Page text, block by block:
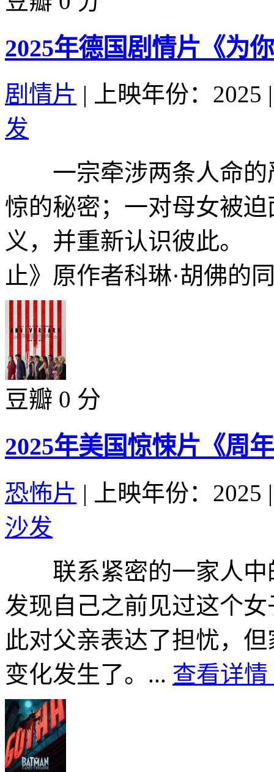
2025年德国剧情片《为
剧情片 | 上映年份：2025 |
发
一宗牵涉两条人命的
惊的秘密；一对母女被
义，并重新认识彼此
止》原作者科琳·胡佛的
豆瓣 0 分
2025年美国惊悚片《周
恐怖片 | 上映年份：2025 |
沙发
联系紧密的一家人中
发现自己之前见过这个
此对父亲表达了担忧，
变化发生了。... 查看详情